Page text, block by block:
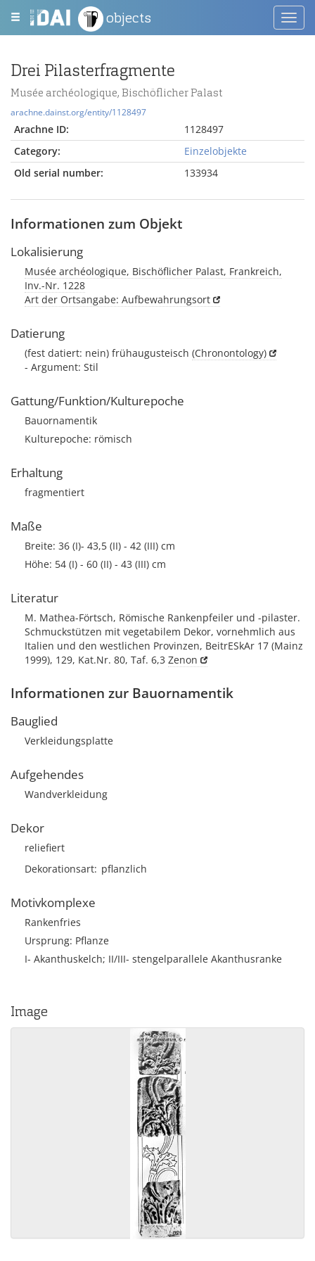
objects
Drei Pilasterfragmente
Musée archéologique, Bischöflicher Palast
arachne.dainst.org/entity/1128497
Arachne ID:
1128497
Category:
Einzelobjekte
Old serial number:
133934
Informationen zum Objekt
Lokalisierung
Musée archéologique, Bischöflicher Palast, Frankreich,
Inv.-Nr. 1228
Art der Ortsangabe: Aufbewahrungsort
Datierung
(fest datiert: nein) frühaugusteisch (Chronontology)
- Argument: Stil
Gattung/Funktion/Kulturepoche
Bauornamentik
Kulturepoche: römisch
Erhaltung
fragmentiert
Maße
Breite: 36 (I)- 43,5 (II) - 42 (III) cm
Höhe: 54 (I) - 60 (II) - 43 (III) cm
Literatur
M. Mathea-Förtsch, Römische Rankenpfeiler und -pilaster.
Schmuckstützen mit vegetabilem Dekor, vornehmlich aus
Italien und den westlichen Provinzen, BeitrESkAr 17 (Mainz
1999), 129, Kat.Nr. 80, Taf. 6,3 Zenon
Informationen zur Bauornamentik
Bauglied
Verkleidungsplatte
Aufgehendes
Wandverkleidung
Dekor
reliefiert
Dekorationsart pflanzlich
Motivkomplexe
Rankenfries
Ursprung: Pflanze
I- Akanthuskelch; II/III- stengelparallele Akanthusranke
Image